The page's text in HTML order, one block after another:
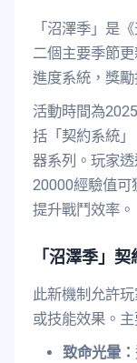
「沼澤季」是
二個主要季節
進度系統，獎
活動時間為
括「契約系統
器系列。玩家
20000經驗值可
提升戰鬥效率。
「沼澤季」
此新機制允許
或技能效果。
致命光暈：